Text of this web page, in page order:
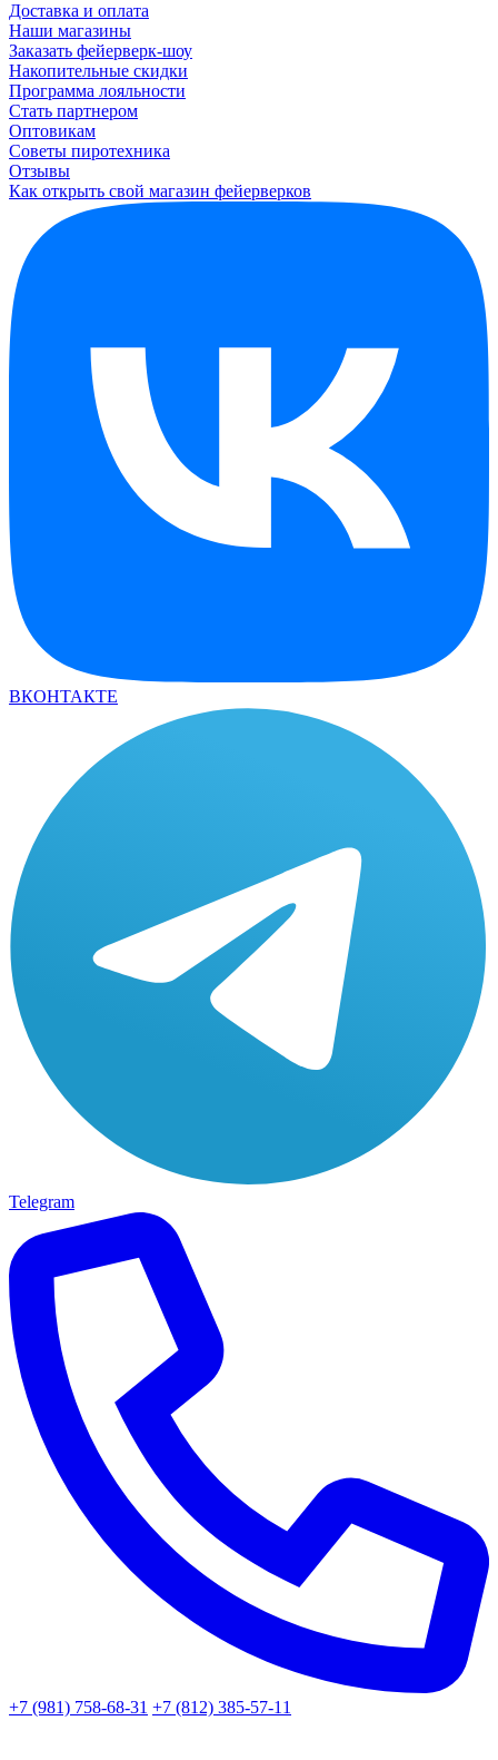
Доставка и оплата
Наши магазины
Заказать фейерверк-шоу
Накопительные скидки
Программа лояльности
Стать партнером
Оптовикам
Советы пиротехника
Отзывы
Как открыть свой магазин фейерверков
ВКОНТАКТЕ
Telegram
+7 (981) 758-68-31 +7 (812) 385-57-11